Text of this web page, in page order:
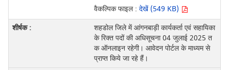
वैकल्पिक फाइल : देखें (549 KB)
शहडोल जिले में आंगनबाड़ी कार्यकर्ता एवं सहायिका
के रिक्त पदों की अधिसूचना 04 जुलाई 2025 त
क ऑनलाइन रहेगी। आवेदन पोर्टल के माध्यम से
प्राप्त किये जा रहे हैं।